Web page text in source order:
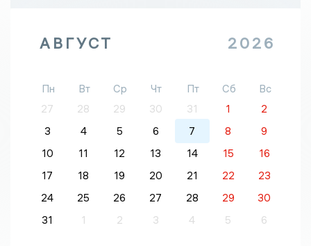
АВГУСТ 2026
Пн Вт Ср Чт Пт Сб
Вс
27
28 29 30 31 1
2
3
4 5 6 7 8
9
10
11 12 13 14 15
16
17
18 19 20 21 22
23
24
25 26 27 28 29
30
31
1 2 3 4 5 6